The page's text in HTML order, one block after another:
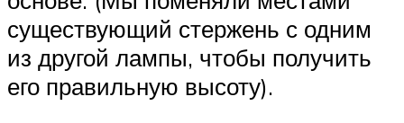
существующий стержень с одним
из другой лампы, чтобы получить
его правильную высоту).